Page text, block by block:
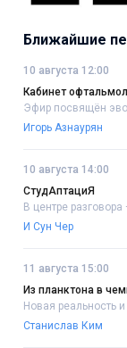
Ближайшие
10 августа 12:00
Кабинет
Эфир посвящён
Игорь Азнаурян
10 августа 14:00
СтудАптациЯ
В центре
И Сун Чер
11 августа 15:00
Из планктона в
Новая реальность
Станислав Ким